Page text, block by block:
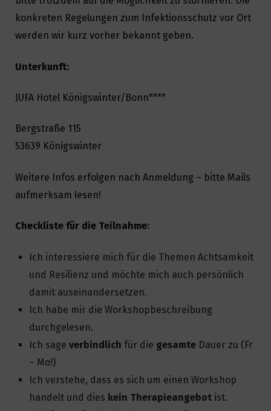
konkreten Regelungen zum Infektionsschutz vor Ort
werden wir kurz vorher bekannt geben.
Unterkunft:
JUFA Hotel Königswinter/Bonn****
Bergstraße 115
53639 Königswinter
Weitere Infos erfolgen nach Anmeldung – bitte Mails
aufmerksam lesen!
Checkliste für die Teilnahme:
Ich interessiere mich für die Themen Achtsamkeit
und Resilienz und möchte mich auch persönlich
damit auseinandersetzen.
Ich habe mir die Workshopbeschreibung
durchgelesen.
Ich sageverbindlich für die gesamte Dauer zu (Fr
– Mo!)
Ich verstehe, dass es sich um einen Workshop
handelt und dies kein Therapieangebot ist.